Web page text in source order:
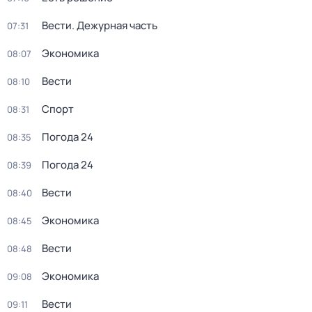
07:31 Вести. Дежурная часть
08:07 Экономика
08:10 Вести
08:31 Спорт
08:35 Погода 24
08:39 Погода 24
08:40 Вести
08:45 Экономика
08:48 Вести
09:08 Экономика
09:11 Вести